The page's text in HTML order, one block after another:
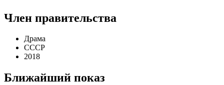
Член правительства
Драма
СССР
2018
Ближайший показ